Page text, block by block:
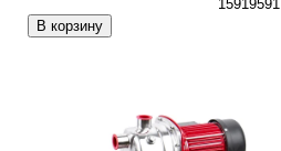
15919591
В корзину